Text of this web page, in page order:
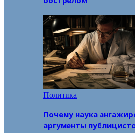
Политика
Почему наука
аргументы